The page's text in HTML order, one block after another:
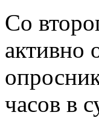
Со
активно
часов в